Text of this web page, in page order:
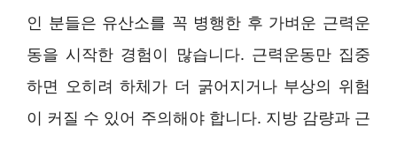
인 분들은 유산소를 꼭 병행한 후 가벼운 근력운
동을 시작한 경험이 많습니다. 근력운동만 집중
하면 오히려 하체가 더 굵어지거나 부상의 위험
이 커질 수 있어 주의해야 합니다. 지방 감량과 근